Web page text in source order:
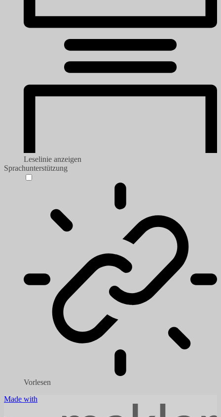
Leselinie anzeigen
Sprachunterstützung
Vorlesen
Made with